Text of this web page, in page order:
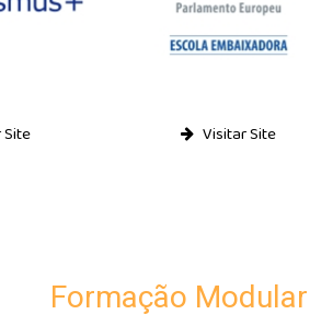
Visitar Site
Formação